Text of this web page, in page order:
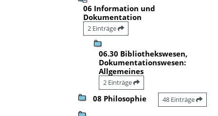
06 Information und
Dokumentation
2 Einträge
06.30 Bibliothekswesen,
Dokumentationswesen:
Allgemeines
2 Einträge
08 Philosophie 48 Einträge